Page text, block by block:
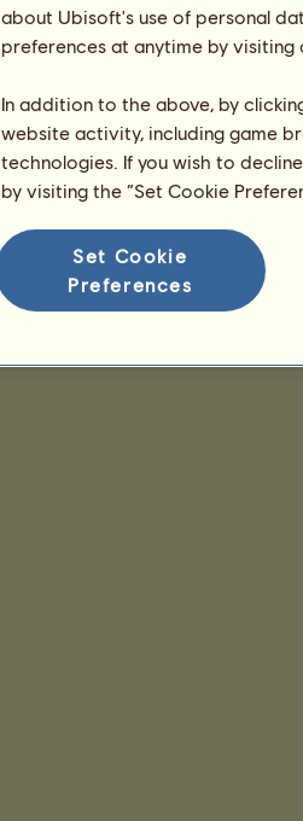
about Ubisoft's use of personal
preferences at anytime by
In addition to the above, by
website activity, including game
technologies. If you wish to
by visiting the “Set Cookie
Set Cookie
Preferences